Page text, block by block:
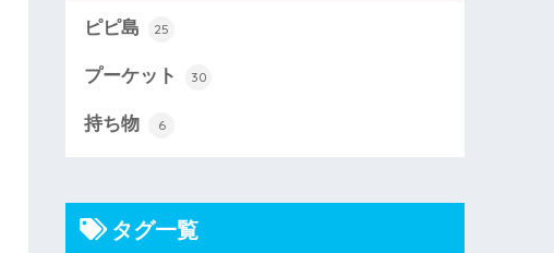
ピピ島 25
プーケット 30
持ち物 6
タグ一覧